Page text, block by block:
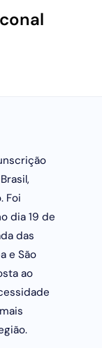
Foi
dia 19 de
das
e São
ao